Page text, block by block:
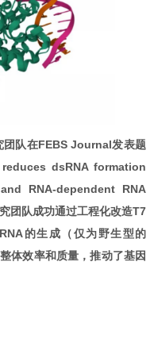
团队在FEBS Journal发表题
dsRNA formation
RNA-dependent RNA
团队成功通过工程化改造T7
的生成（仅为野生型的
体效率和质量，推动了基因